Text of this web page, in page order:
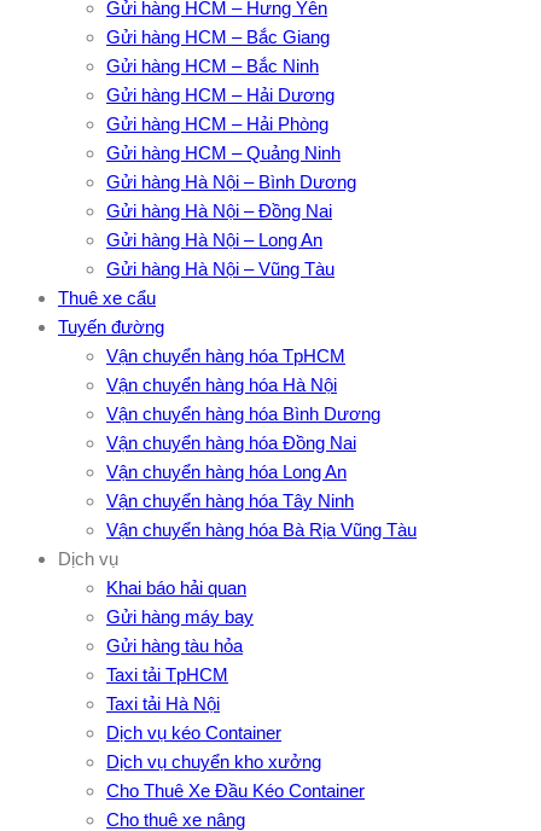
Gửi hàng HCM – Hưng Yên
Gửi hàng HCM – Bắc Giang
Gửi hàng HCM – Bắc Ninh
Gửi hàng HCM – Hải Dương
Gửi hàng HCM – Hải Phòng
Gửi hàng HCM – Quảng Ninh
Gửi hàng Hà Nội – Bình Dương
Gửi hàng Hà Nội – Đồng Nai
Gửi hàng Hà Nội – Long An
Gửi hàng Hà Nội – Vũng Tàu
Thuê xe cẩu
Tuyến đường
Vận chuyển hàng hóa TpHCM
Vận chuyển hàng hóa Hà Nội
Vận chuyển hàng hóa Bình Dương
Vận chuyển hàng hóa Đồng Nai
Vận chuyển hàng hóa Long An
Vận chuyển hàng hóa Tây Ninh
Vận chuyển hàng hóa Bà Rịa Vũng Tàu
Dịch vụ
Khai báo hải quan
Gửi hàng máy bay
Gửi hàng tàu hỏa
Taxi tải TpHCM
Taxi tải Hà Nội
Dịch vụ kéo Container
Dịch vụ chuyển kho xưởng
Cho Thuê Xe Đầu Kéo Container
Cho thuê xe nâng